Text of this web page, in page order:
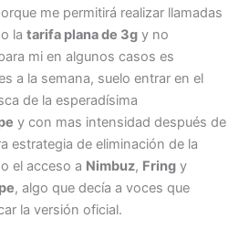
me permitirá realizar llamadas
la tarifa plana de 3g y no
mi en algunos casos es
a la semana, suelo entrar en el
de la esperadísima
y con mas intensidad después de
estrategia de eliminación de la
el acceso a Nimbuz, Fring y
, algo que decía a voces que
la versión oficial.